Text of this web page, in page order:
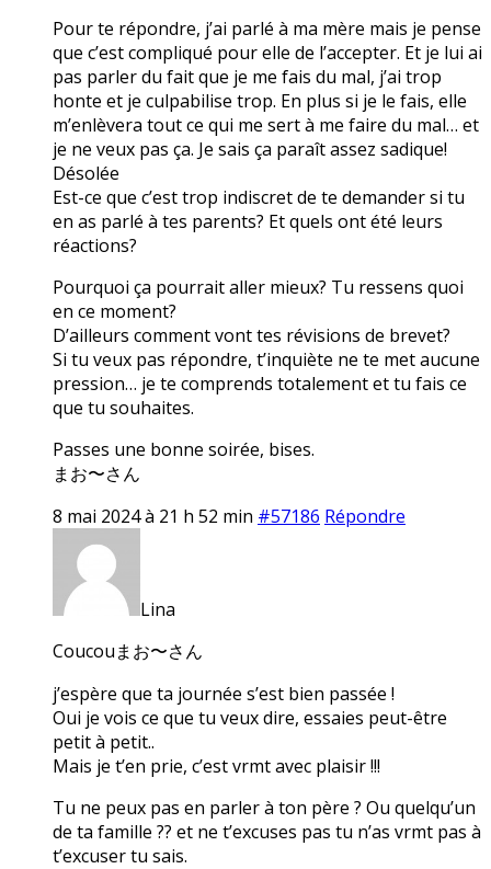
Pour te répondre, j’ai parlé à ma mère mais je pense
que c’est compliqué pour elle de l’accepter. Et je lui ai
pas parler du fait que je me fais du mal, j’ai trop
honte et je culpabilise trop. En plus si je le fais, elle
m’enlèvera tout ce qui me sert à me faire du mal… et
je ne veux pas ça. Je sais ça paraît assez sadique!
Désolée
Est-ce que c’est trop indiscret de te demander si tu
en as parlé à tes parents? Et quels ont été leurs
réactions?
Pourquoi ça pourrait aller mieux? Tu ressens quoi
en ce moment?
D’ailleurs comment vont tes révisions de brevet?
Si tu veux pas répondre, t’inquiète ne te met aucune
pression… je te comprends totalement et tu fais ce
que tu souhaites.
Passes une bonne soirée, bises.
まお〜さん
8 mai 2024 à 21 h 52 min #57186 Répondre
Lina
Coucouまお〜さん
j’espère que ta journée s’est bien passée !
Oui je vois ce que tu veux dire, essaies peut-être
petit à petit..
Mais je t’en prie, c’est vrmt avec plaisir !!!
Tu ne peux pas en parler à ton père ? Ou quelqu’un
de ta famille ?? et ne t’excuses pas tu n’as vrmt pas à
t’excuser tu sais.